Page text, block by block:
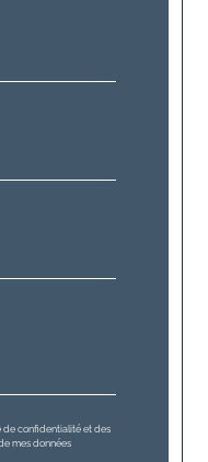
de confidentialité et des
mes données